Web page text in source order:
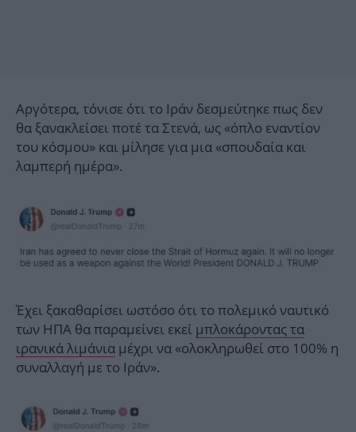
Αργότερα, τόνισε ότι το Ιράν δεσμεύτηκε πως δεν
θα ξανακλείσει ποτέ τα Στενά, ως «όπλο εναντίον
του κόσμου» και μίλησε για μια «σπουδαία και
λαμπερή ημέρα».
Έχει ξακαθαρίσει ωστόσο ότι το πολεμικό ναυτικό
των ΗΠΑ θα παραμείνει εκεί μπλοκάροντας τα
ιρανικά λιμάνια μέχρι να «ολοκληρωθεί στο 100% η
συναλλαγή με το Ιράν».